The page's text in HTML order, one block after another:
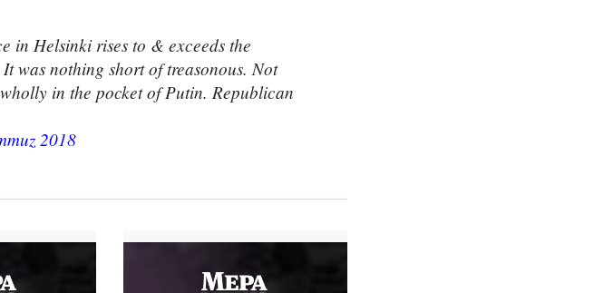
in Helsinki rises to & exceeds the
was nothing short of treasonous. Not
in the pocket of Putin. Republican
2018